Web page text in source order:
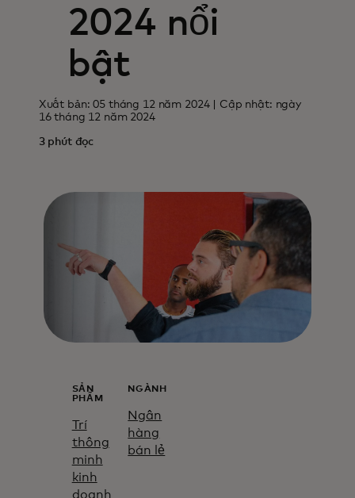
2024 nổi
bật
Xuất bản: 05 tháng 12 năm 2024 | Cập nhật: ngày
16 tháng 12 năm 2024
3 phút đọc
SẢN
PHẨM
Trí
thông
minh
kinh
doanh
NGÀNH
Ngân
hàng
bán lẻ